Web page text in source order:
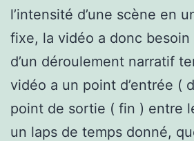
l’intensité d’une scène en
fixe, la vidéo a donc
d’un déroulement narratif
vidéo a un point d’entrée (
point de sortie ( fin ) entre
un laps de temps donné,